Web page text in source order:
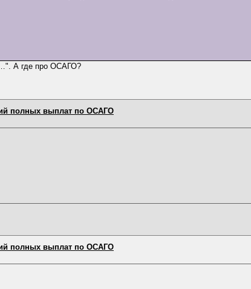
А где про ОСАГО?
полных выплат по ОСАГО
полных выплат по ОСАГО